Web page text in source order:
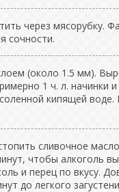
через мясорубку.
сочности.
(около 1.5 мм).
1 ч. л. начинки
кипящей воде.
сливочное
чтобы алкоголь
и перец по вкусу.
до легкого